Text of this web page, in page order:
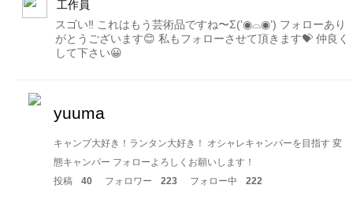
工作員
スゴい‼️ これはもう芸術品ですね〜Σ('◉⌓◉’) フォローあり
がとうございます😊 私もフォローさせて頂きます💝 仲良く
して下さい😀
yuuma
キャンプ大好き！ランタン大好き！ オシャレキャンパーを目指す 変
態キャンパー フォローよろしくお願いします！
投稿
40 フォロワー 223 フォロー中 222